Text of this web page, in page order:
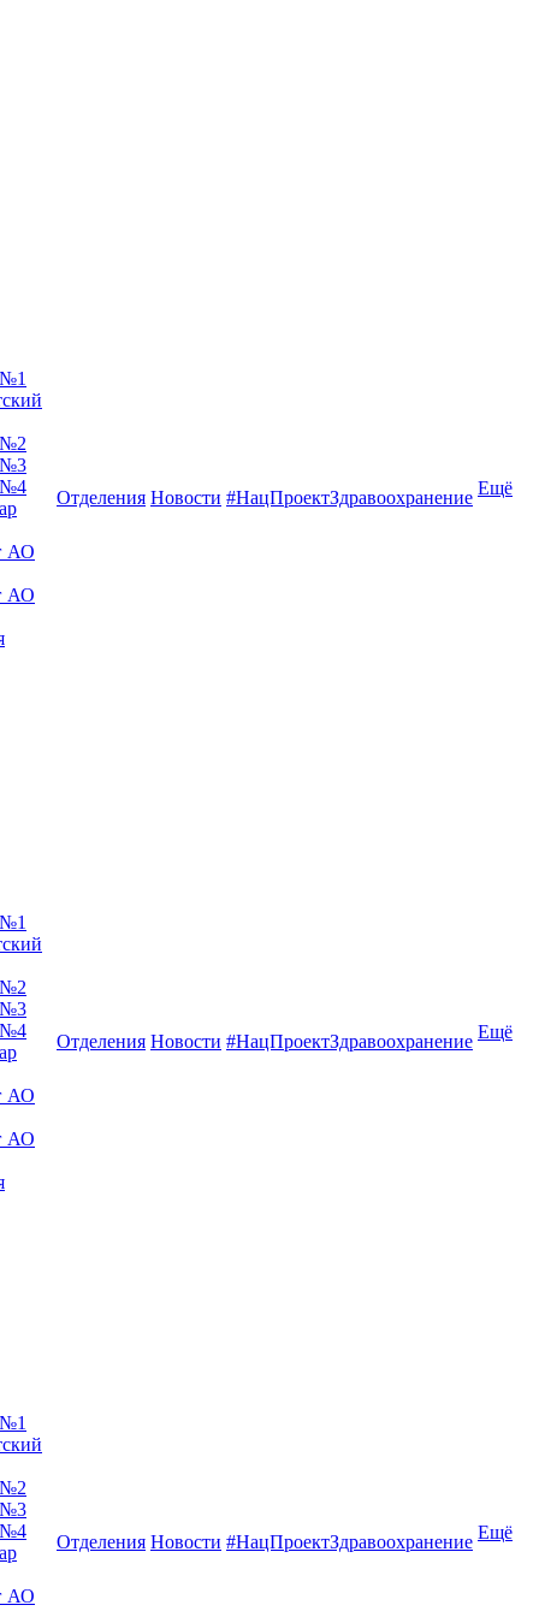
№2
№3
№4
АО
АО
Отделения Новости #НацПроектЗдравоохранение Ещё
№2
№3
№4
АО
АО
Отделения Новости #НацПроектЗдравоохранение Ещё
№2
№3
№4
АО
Отделения Новости #НацПроектЗдравоохранение Ещё